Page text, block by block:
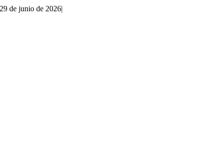
29 de junio de 2026|